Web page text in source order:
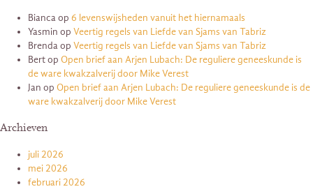
Biancaop 6 levenswijsheden vanuit het hiernamaals
Yasmin op Veertig regels van Liefde van Sjams van Tabriz
Brendaop Veertig regels van Liefde van Sjams van Tabriz
Bertop Open brief aan Arjen Lubach: De reguliere geneeskunde is
de ware kwakzalverij door Mike Verest
Jan op Open brief aan Arjen Lubach: De reguliere geneeskunde is de
ware kwakzalverij door Mike Verest
Archieven
juli 2026
mei 2026
februari 2026